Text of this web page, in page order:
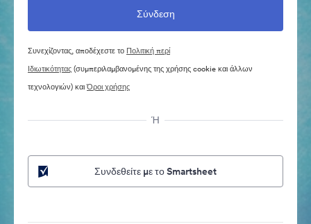
Συνεχίζοντας, αποδέχεστε το Πολιτική περί
Ιδιωτικότητας(συμπεριλαμβανομένης της χρήσης cookie και άλλων
τεχνολογιών) καιΌροι χρήσης
Ή
Συνδεθείτε με το Smartsheet